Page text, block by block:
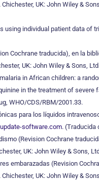
UK: John Wiley &
using individual patient data
Cochrane traducida), en la
UK: John Wiley & Sons,
in African children: a
in the treatment of
WHO/CDS/RBM/2001.33.
para los líquidos
software.com. (Traducida
(Revision Cochrane
UK: John Wiley & Sons,
embarazadas (Revision
UK: John Wiley &